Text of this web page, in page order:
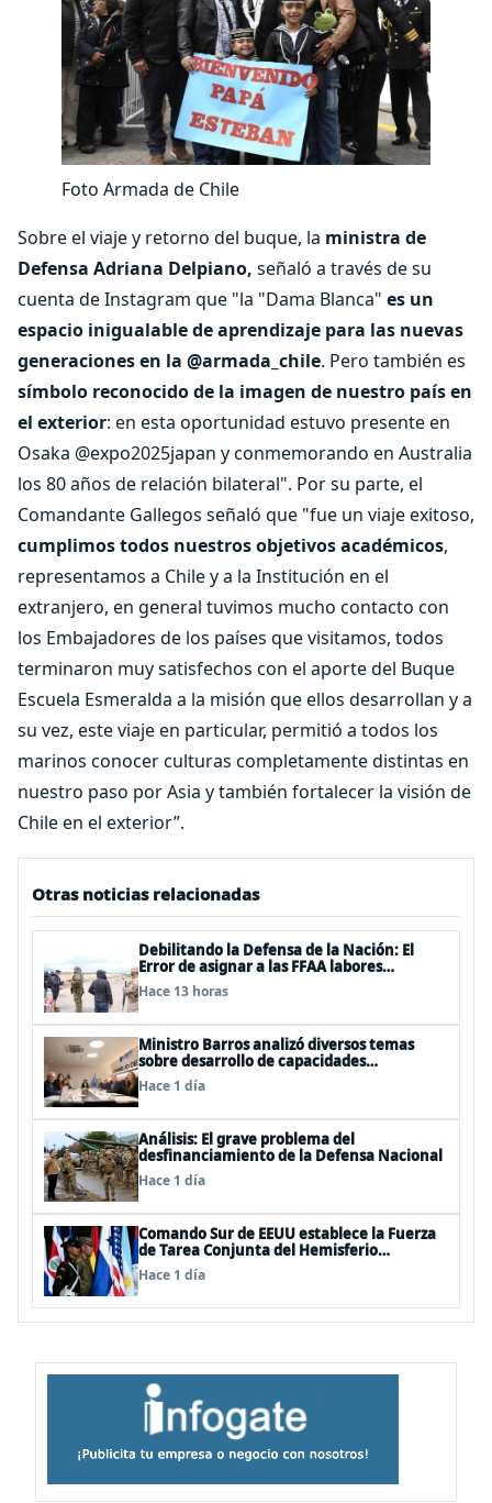
Foto Armada de Chile
Sobre el viaje y retorno del buque, la ministra de
Defensa Adriana Delpiano, señaló a través de su
cuenta de Instagram que "la "Dama Blanca" es un
espacio inigualable de aprendizaje para las nuevas
generaciones en la @armada_chile. Pero también es
símbolo reconocido de la imagen de nuestro país en
el exterior: en esta oportunidad estuvo presente en
Osaka @expo2025japan y conmemorando en Australia
los 80 años de relación bilateral". Por su parte, el
Comandante Gallegos señaló que "fue un viaje exitoso,
cumplimos todos nuestros objetivos académicos,
representamos a Chile y a la Institución en el
extranjero, en general tuvimos mucho contacto con
los Embajadores de los países que visitamos, todos
terminaron muy satisfechos con el aporte del Buque
Escuela Esmeralda a la misión que ellos desarrollan y a
su vez, este viaje en particular, permitió a todos los
marinos conocer culturas completamente distintas en
nuestro paso por Asia y también fortalecer la visión de
Chile en el exterior”.
Otras noticias relacionadas
Debilitando la Defensa de la Nación: El
Error de asignar a las FFAA labores
policiales
Hace 13 horas
Ministro Barros analizó diversos temas
sobre desarrollo de capacidades
estratégicas en sesión del Consejo de
Política Espacial
Hace 1 día
Análisis: El grave problema del
desfinanciamiento de la Defensa Nacional
Hace 1 día
Comando Sur de EEUU establece la Fuerza
de Tarea Conjunta del Hemisferio
Occidental: Incluye a Chile
Hace 1 día